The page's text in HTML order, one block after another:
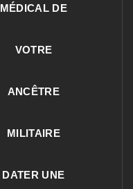
MÉDICAL DE
VOTRE
ANCÊTRE
MILITAIRE
DATER UNE